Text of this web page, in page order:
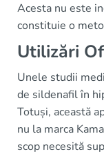
Acesta nu este
constituie o
Utilizări
Unele studii
de sildenafil în
Totuși, această
nu la marca
scop necesită